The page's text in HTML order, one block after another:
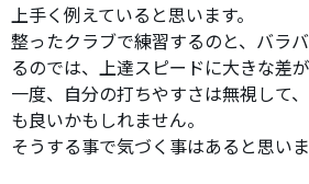
上手く例えていると思います。
整ったクラブで練習するのと、バラ
るのでは、上達スピードに大きな差
一度、自分の打ちやすさは無視して
も良いかもしれません。
そうする事で気づく事はあると思いま